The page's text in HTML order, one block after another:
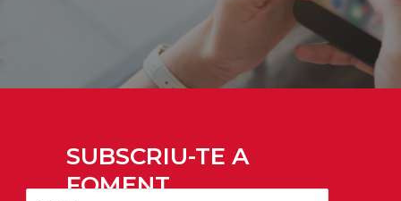
SUBSCRIU-TE A
FOMENT